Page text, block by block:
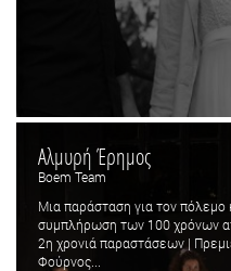
Αλμυρή Έρημος
Boem Team
Μια παράσταση για τον
συμπλήρωση των 100 χρόνων
2η χρονιά παραστάσεων |
Φούρνος...